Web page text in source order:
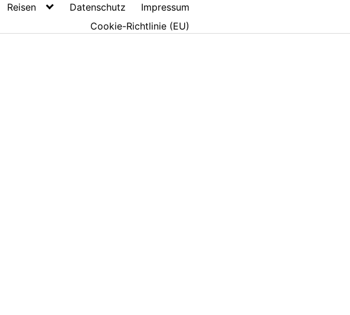
Reisen Datenschutz
Impressum
Cookie-Richtlinie (EU)